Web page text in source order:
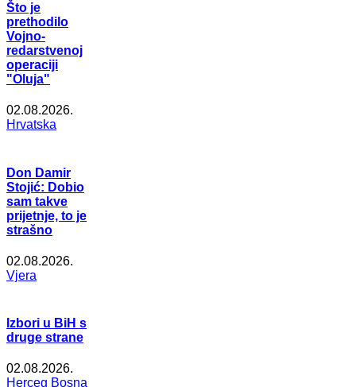
Što je
prethodilo
Vojno-
redarstvenoj
operaciji
"Oluja"
02.08.2026.
Hrvatska
Don Damir
Stojić: Dobio
sam takve
prijetnje, to je
strašno
02.08.2026.
Vjera
Izbori u BiH s
druge strane
02.08.2026.
Herceg Bosna